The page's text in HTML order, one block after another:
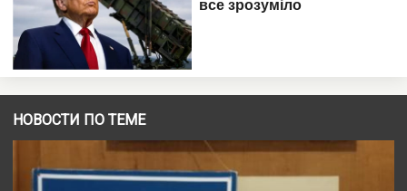
НОВОСТИ ПО ТЕМЕ